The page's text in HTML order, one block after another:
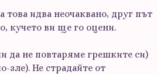
идва неочаквано, друг път
кучето ви ще го оцени.
да не повтаряме грешките си)
зле). Не страдайте от